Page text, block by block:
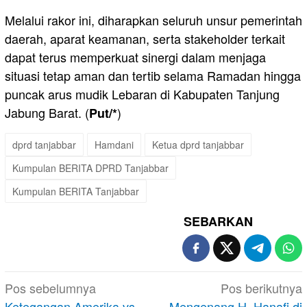
Melalui rakor ini, diharapkan seluruh unsur pemerintah
daerah, aparat keamanan, serta stakeholder terkait
dapat terus memperkuat sinergi dalam menjaga
situasi tetap aman dan tertib selama Ramadan hingga
puncak arus mudik Lebaran di Kabupaten Tanjung
Jabung Barat. (Put/*)
dprd tanjabbar Hamdani
Ketua dprd tanjabbar
Kumpulan BERITA DPRD Tanjabbar
Kumpulan BERITA Tanjabbar
SEBARKAN
Navigasi
Pos sebelumnya
Pos berikutnya